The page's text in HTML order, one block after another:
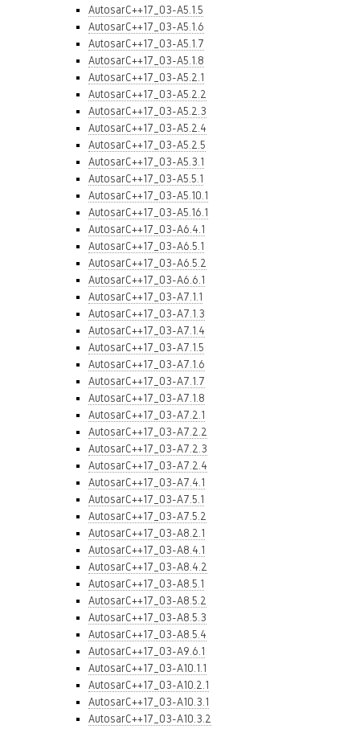
AutosarC++17_03-A5.1.5
AutosarC++17_03-A5.1.6
AutosarC++17_03-A5.1.7
AutosarC++17_03-A5.1.8
AutosarC++17_03-A5.2.1
AutosarC++17_03-A5.2.2
AutosarC++17_03-A5.2.3
AutosarC++17_03-A5.2.4
AutosarC++17_03-A5.2.5
AutosarC++17_03-A5.3.1
AutosarC++17_03-A5.5.1
AutosarC++17_03-A5.10.1
AutosarC++17_03-A5.16.1
AutosarC++17_03-A6.4.1
AutosarC++17_03-A6.5.1
AutosarC++17_03-A6.5.2
AutosarC++17_03-A6.6.1
AutosarC++17_03-A7.1.1
AutosarC++17_03-A7.1.3
AutosarC++17_03-A7.1.4
AutosarC++17_03-A7.1.5
AutosarC++17_03-A7.1.6
AutosarC++17_03-A7.1.7
AutosarC++17_03-A7.1.8
AutosarC++17_03-A7.2.1
AutosarC++17_03-A7.2.2
AutosarC++17_03-A7.2.3
AutosarC++17_03-A7.2.4
AutosarC++17_03-A7.4.1
AutosarC++17_03-A7.5.1
AutosarC++17_03-A7.5.2
AutosarC++17_03-A8.2.1
AutosarC++17_03-A8.4.1
AutosarC++17_03-A8.4.2
AutosarC++17_03-A8.5.1
AutosarC++17_03-A8.5.2
AutosarC++17_03-A8.5.3
AutosarC++17_03-A8.5.4
AutosarC++17_03-A9.6.1
AutosarC++17_03-A10.1.1
AutosarC++17_03-A10.2.1
AutosarC++17_03-A10.3.1
AutosarC++17_03-A10.3.2